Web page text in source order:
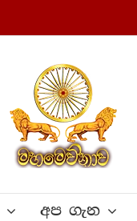
අප ගැන